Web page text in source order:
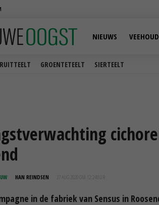
GROENTETEELT SIERTEELT
NIEUWS
HAN REINDSEN 27 AUG 2020 OM 12:24
in de fabriek van Sensus in